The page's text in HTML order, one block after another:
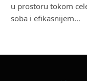
u prostoru tokom
soba i efikasnijem…